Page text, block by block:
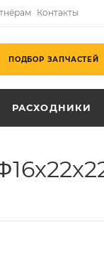
Контакты
ПОДБОР ЗАПЧАСТЕЙ
РАСХОДНИКИ